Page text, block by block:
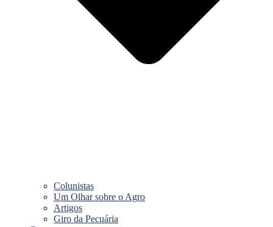
Colunistas
Um Olhar sobre o Agro
Artigos
Giro da Pecuária